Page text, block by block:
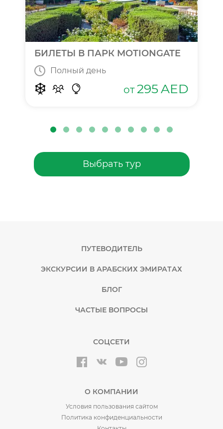
БИЛЕТЫ В ПАРК MOTIONGATE
Полный день
от 295AED
Выбрать тур
ПУТЕВОДИТЕЛЬ
ЭКСКУРСИИ В АРАБСКИХ ЭМИРАТАХ
БЛОГ
ЧАСТЫЕ ВОПРОСЫ
СОЦСЕТИ
О КОМПАНИИ
Условия пользования сайтом
Политика конфиденциальности